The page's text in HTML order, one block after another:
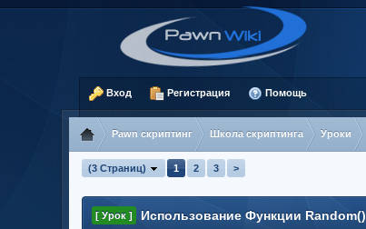
Вход Регистрация Помощь
Pawn скриптинг Школа скриптинга Уроки
(3 Страниц) 1 2 3 >
[ Урок ] Использование Функции Random()